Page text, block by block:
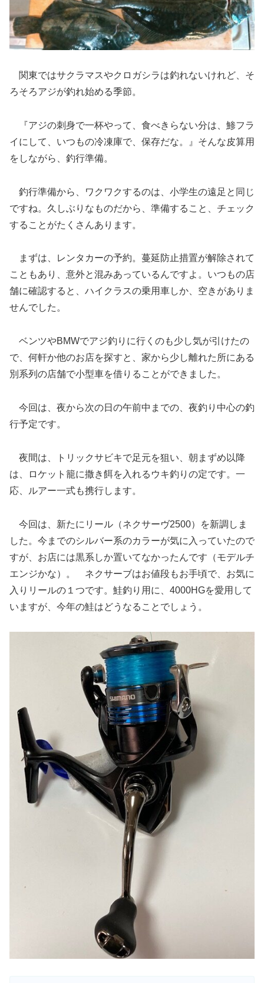
関東ではサクラマスやクロガシラは釣れないけれど、そ
ろそろアジが釣れ始める季節。
『アジの刺身で一杯やって、食べきらない分は、鯵フラ
イにして、いつもの冷凍庫で、保存だな。』そんな皮算用
をしながら、釣行準備。
釣行準備から、ワクワクするのは、小学生の遠足と同じ
ですね。久しぶりなものだから、準備すること、チェック
することがたくさんあります。
まずは、レンタカーの予約。蔓延防止措置が解除されて
こともあり、意外と混みあっているんですよ。いつもの店
舗に確認すると、ハイクラスの乗用車しか、空きがありま
せんでした。
ベンツやBMWでアジ釣りに行くのも少し気が引けたの
で、何軒か他のお店を探すと、家から少し離れた所にある
別系列の店舗で小型車を借りることができました。
今回は、夜から次の日の午前中までの、夜釣り中心の釣
行予定です。
夜間は、トリックサビキで足元を狙い、朝まずめ以降
は、ロケット籠に撒き餌を入れるウキ釣りの定です。一
応、ルアー一式も携行します。
今回は、新たにリール（ネクサーヴ2500）を新調しま
した。今までのシルバー系のカラーが気に入っていたので
すが、お店には黒系しか置いてなかったんです（モデルチ
エンジかな）。 ネクサーブはお値段もお手頃で、お気に
入りリールの１つです。鮭釣り用に、4000HGを愛用して
いますが、今年の鮭はどうなることでしょう。